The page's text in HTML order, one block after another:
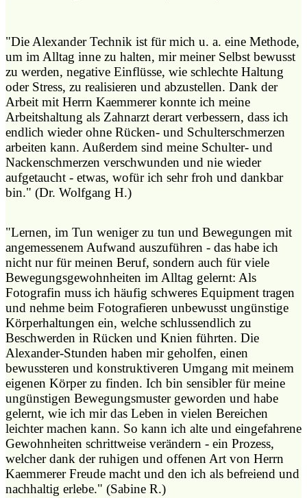
"Die Alexander Technik ist für mich u. a. eine Methode,
um im Alltag inne zu halten, mir meiner Selbst bewusst
zu werden, negative Einflüsse, wie schlechte Haltung
oder Stress, zu realisieren und abzustellen. Dank der
Arbeit mit Herrn Kaemmerer konnte ich meine
Arbeitshaltung als Zahnarzt derart verbessern, dass ich
endlich wieder ohne Rücken- und Schulterschmerzen
arbeiten kann. Außerdem sind meine Schulter- und
Nackenschmerzen verschwunden und nie wieder
aufgetaucht - etwas, wofür ich sehr froh und dankbar
bin." (Dr. Wolfgang H.)
"Lernen, im Tun weniger zu tun und Bewegungen mit
angemessenem Aufwand auszuführen - das habe ich
nicht nur für meinen Beruf, sondern auch für viele
Bewegungsgewohnheiten im Alltag gelernt: Als
Fotografin muss ich häufig schweres Equipment tragen
und nehme beim Fotografieren unbewusst ungünstige
Körperhaltungen ein, welche schlussendlich zu
Beschwerden in Rücken und Knien führten. Die
Alexander-Stunden haben mir geholfen, einen
bewussteren und konstruktiveren Umgang mit meinem
eigenen Körper zu finden. Ich bin sensibler für meine
ungünstigen Bewegungsmuster geworden und habe
gelernt, wie ich mir das Leben in vielen Bereichen
leichter machen kann. So kann ich alte und eingefahrene
Gewohnheiten schrittweise verändern - ein Prozess,
welcher dank der ruhigen und offenen Art von Herrn
Kaemmerer Freude macht und den ich als befreiend und
nachhaltig erlebe." (Sabine R.)